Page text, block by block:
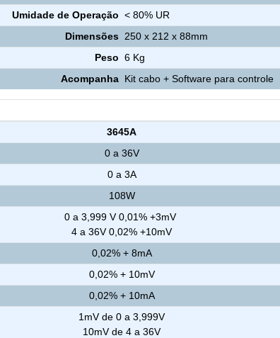
Umidade de Operação < 80% UR
Dimensões 250 x 212 x 88mm
Peso 6 Kg
Acompanha Kit cabo + Software para controle
3645A
0 a 36V
0 a 3A
108W
0 a 3,999 V 0,01% +3mV
4 a 36V 0,02% +10mV
0,02% + 8mA
0,02% + 10mV
0,02% + 10mA
1mV de 0 a 3,999V
10mV de 4 a 36V